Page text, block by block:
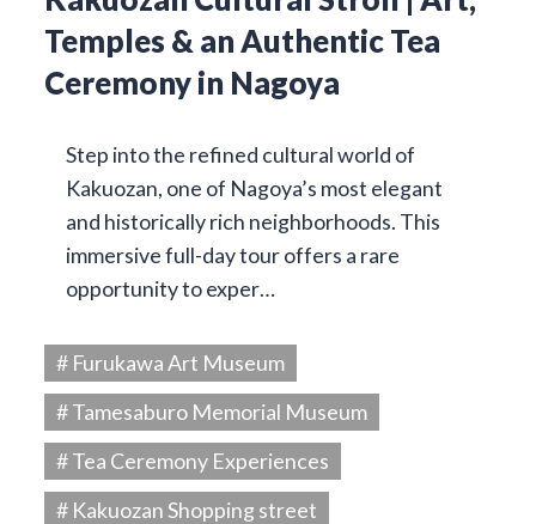
Temples & an Authentic Tea
Ceremony in Nagoya
Step into the refined cultural world of
Kakuozan, one of Nagoya’s most elegant
and historically rich neighborhoods. This
immersive full-day tour offers a rare
opportunity to exper…
# Furukawa Art Museum
# Tamesaburo Memorial Museum
# Tea Ceremony Experiences
# Kakuozan Shopping street